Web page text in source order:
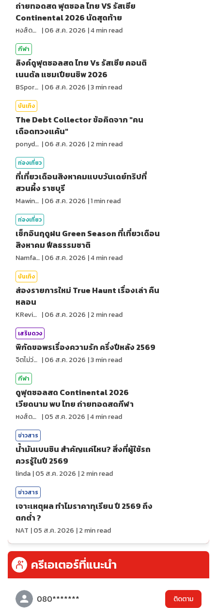
ถ่ายทอดสด ฟุตซอล ไทย VS รัสเซีย
Continental 2026 นัดสุดท้าย
หงส์ดรุณ |06 ส.ค. 2026 |4min read
กีฬา
ลิงค์ดูฟุตซอลสด ไทย Vs รัสเซีย คอนติ
เนนตัล แชมเปียนชิพ 2026
BSports8 |06 ส.ค. 2026 |3min read
บันเทิง
The Debt Collector ข้อคิดจาก "คน
เดือดทวงแค้น"
ponydiary |06 ส.ค. 2026 |2 min read
ท่องเที่ยว
ที่เที่ยวเดือนสิงหาคมแบบวันเดย์ทริปที่
สวนผึ้ง ราชบุรี
MawinMatravel |06 ส.ค. 2026 |1min read
ท่องเที่ยว
เช็กอินฤดูฝน Green Season ที่เที่ยวเดือน
สิงหาคม ฟีลธรรมชาติ
NamfahPhupha |06 ส.ค. 2026 |4min read
บันเทิง
ส่องรายการใหม่ True Haunt เรื่องเล่า คืน
หลอน
KReview |06 ส.ค. 2026 |2 min read
เสริมดวง
พิกัดขอพรเรื่องความรัก ครึ่งปีหลัง 2569
จิตไม่ว่าง |06 ส.ค. 2026 |3min read
กีฬา
ดูฟุตซอลสด Continental 2026
เวียดนาม พบ ไทย ถ่ายทอดสดกีฬา
หงส์ดรุณ |05 ส.ค. 2026 |4min read
ข่าวสาร
น้ำมันเบนซิน สำคัญแค่ไหน? สิ่งที่ผู้ใช้รถ
ควรรู้ในปี 2569
linda |05 ส.ค. 2026 |2 min read
ข่าวสาร
เจาะเหตุผล ทำไมราคาทุเรียน ปี 2569 ถึง
ตกต่ำ ?
NAT |05 ส.ค. 2026 |2 min read
ครีเอเตอร์ที่แนะนำ
080******* ติดตาม